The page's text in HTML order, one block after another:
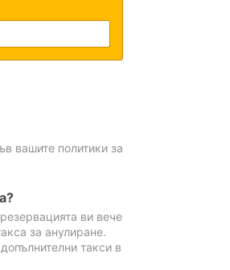
вашите политики за
ви вече
за анулиране.
такси в